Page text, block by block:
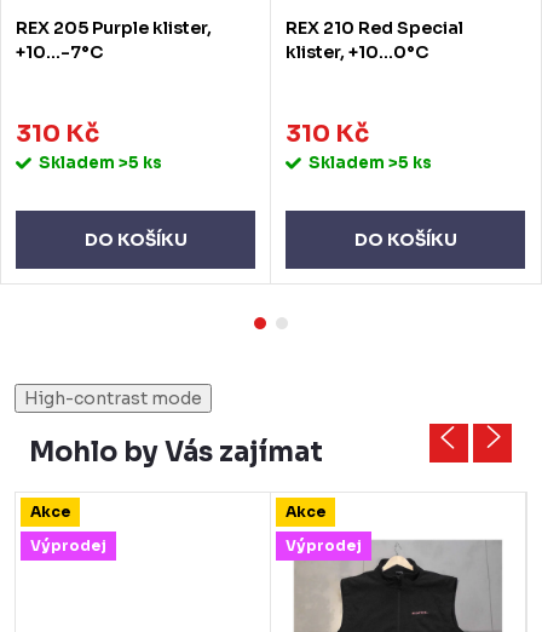
REX 205 Purple klister,
+10...-7°C
310 Kč
Skladem >5 ks
DO KOŠÍKU
REX 210 Red Special
klister, +10...0°C
310 Kč
Skladem >5 ks
DO KOŠÍKU
High-contrast mode
Mohlo by Vás zajímat
Akce
Výprodej
Akce
Výprodej